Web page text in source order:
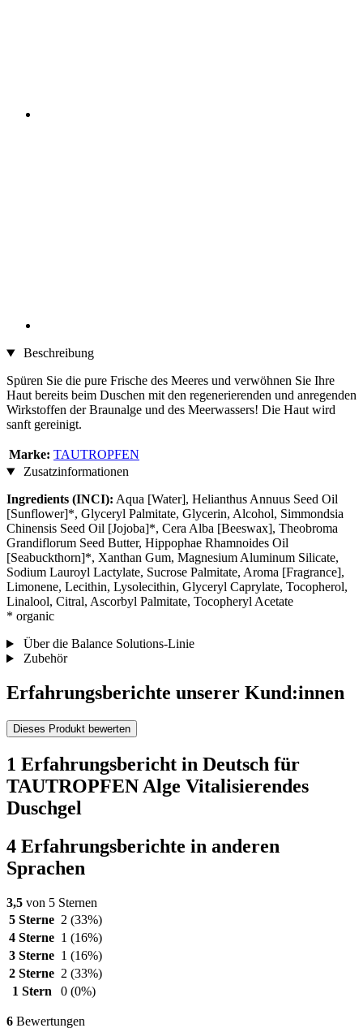
Beschreibung
Spüren Sie die pure Frische des Meeres und verwöhnen Sie Ihre
Haut bereits beim Duschen mit den regenerierenden und anregenden
Wirkstoffen der Braunalge und des Meerwassers! Die Haut wird
sanft gereinigt.
Marke: TAUTROPFEN
Zusatzinformationen
Ingredients (INCI): Aqua [Water], Helianthus Annuus Seed Oil
[Sunflower]*, Glyceryl Palmitate, Glycerin, Alcohol, Simmondsia
Chinensis Seed Oil [Jojoba]*, Cera Alba [Beeswax], Theobroma
Grandiflorum Seed Butter, Hippophae Rhamnoides Oil
[Seabuckthorn]*, Xanthan Gum, Magnesium Aluminum Silicate,
Sodium Lauroyl Lactylate, Sucrose Palmitate, Aroma [Fragrance],
Limonene, Lecithin, Lysolecithin, Glyceryl Caprylate, Tocopherol,
Linalool, Citral, Ascorbyl Palmitate, Tocopheryl Acetate
* organic
Über die Balance Solutions-Linie
Zubehör
Erfahrungsberichte unserer Kund:innen
Dieses Produkt bewerten
1 Erfahrungsbericht in Deutsch für
TAUTROPFEN Alge Vitalisierendes
Duschgel
4 Erfahrungsberichte in anderen
Sprachen
3,5 von 5 Sternen
5 Sterne 2 (33%)
4 Sterne 1 (16%)
3 Sterne 1 (16%)
2 Sterne 2 (33%)
1 Stern
0 (0%)
6 Bewertungen